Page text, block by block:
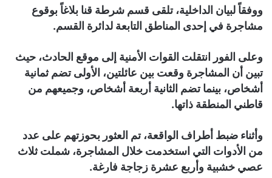
ووفقاً لبيان الداخلية، تلقى قسم شرطة قنا بلاغاً بوقوع
مشاجرة في إحدى المناطق التابعة لدائرة القسم.
وعلى الفور انتقلت القوات الأمنية إلى موقع الحادث، حيث
تبين أن المشاجرة وقعت بين عائلتين، الأولى تضم ثمانية
أشخاص، بينما تضم الثانية أربعة أشخاص، وجميعهم من
قاطني المنطقة ذاتها.
وأثناء ضبط أطراف الواقعة، تم العثور بحوزتهم على عدد
من الأدوات التي استخدمت خلال المشاجرة، شملت ثلاث
عصي خشبية وأربع عشرة زجاجة فارغة.